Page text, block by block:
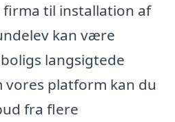
til installation af
kan være
langsigtede
vores platform kan du
fra flere